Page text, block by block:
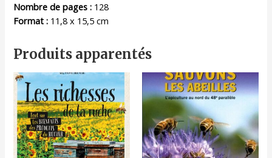
Nombre de pages : 128
Format : 11,8 x 15,5 cm
Produits apparentés